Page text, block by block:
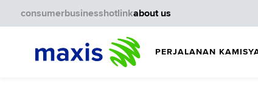
PERJALANAN KAMI
consumerbusinesshotlinkabout us